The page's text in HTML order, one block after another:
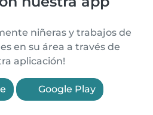
niñeras y trabajos de
en su área a través de
aplicación!
Google Play